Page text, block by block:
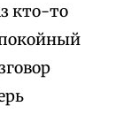
кто-то